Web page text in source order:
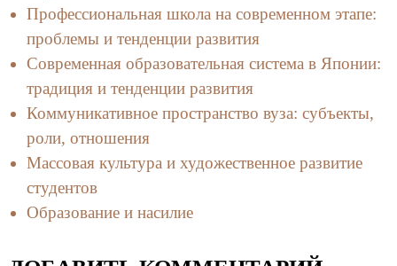
Профессиональная школа на современном этапе:
проблемы и тенденции развития
Современная образовательная система в Японии:
традиция и тенденции развития
Коммуникативное пространство вуза: субъекты,
роли, отношения
Массовая культура и художественное развитие
студентов
Образование и насилие